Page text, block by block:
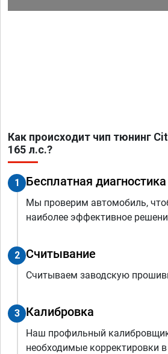
Как происходит чип тюнинг
165 л.с.?
1 Бесплатная диагностика
Мы проверим автомобиль,
наиболее эффективное
2 Считывание
Считываем заводскую
3 Калибровка
Наш профильный
необходимые корректировки